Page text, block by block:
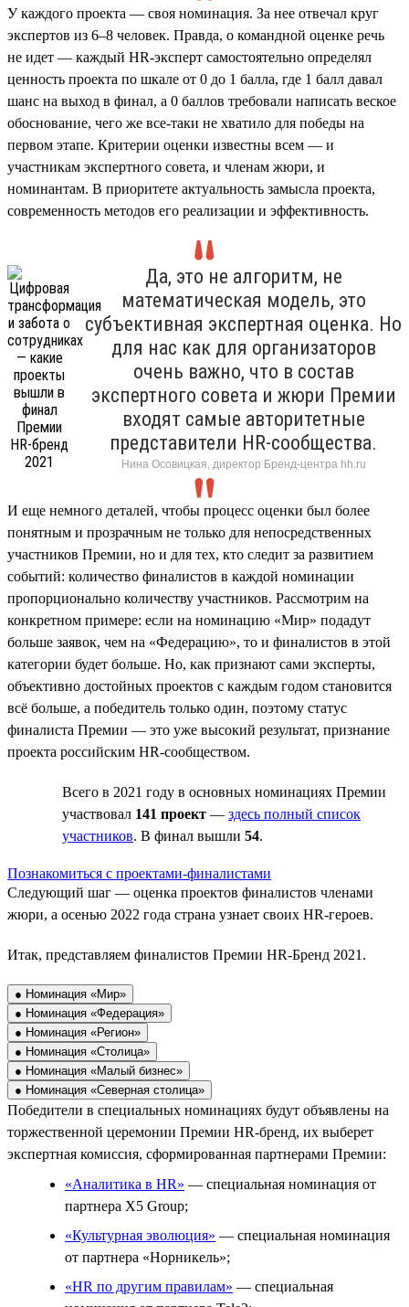
У каждого проекта — своя номинация. За нее отвечал круг
экспертов из 6–8 человек. Правда, о командной оценке речь
не идет — каждый HR-эксперт самостоятельно определял
ценность проекта по шкале от 0 до 1 балла, где 1 балл давал
шанс на выход в финал, а 0 баллов требовали написать веское
обоснование, чего же все-таки не хватило для победы на
первом этапе. Критерии оценки известны всем — и
участникам экспертного совета, и членам жюри, и
номинантам. В приоритете актуальность замысла проекта,
современность методов его реализации и эффективность.
Да, это не алгоритм, не
математическая модель, это
субъективная экспертная оценка. Но
для нас как для организаторов
очень важно, что в состав
экспертного совета и жюри Премии
входят самые авторитетные
представители HR-сообщества.
Нина Осовицкая, директор Бренд-центра hh.ru
И еще немного деталей, чтобы процесс оценки был более
понятным и прозрачным не только для непосредственных
участников Премии, но и для тех, кто следит за развитием
событий: количество финалистов в каждой номинации
пропорционально количеству участников. Рассмотрим на
конкретном примере: если на номинацию «Мир» подадут
больше заявок, чем на «Федерацию», то и финалистов в этой
категории будет больше. Но, как признают сами эксперты,
объективно достойных проектов с каждым годом становится
всё больше, а победитель только один, поэтому статус
финалиста Премии — это уже высокий результат, признание
проекта российским HR-сообществом.
Всего в 2021 году в основных номинациях Премии
участвовал 141 проект — здесь полный список
участников. В финал вышли 54.
Познакомиться с проектами-финалистами
Следующий шаг — оценка проектов финалистов членами
жюри, а осенью 2022 года страна узнает своих HR-героев.
Итак, представляем финалистов Премии HR-Бренд 2021.
● Номинация «Мир»
● Номинация «Федерация»
● Номинация «Регион»
● Номинация «Столица»
● Номинация «Малый бизнес»
● Номинация «Северная столица»
Победители в специальных номинациях будут объявлены на
торжественной церемонии Премии HR-бренд, их выберет
экспертная комиссия, сформированная партнерами Премии:
«Аналитика в HR» — специальная номинация от
партнера X5 Group;
«Культурная эволюция» — специальная номинация
от партнера «Норникель»;
«HR по другим правилам» — специальная